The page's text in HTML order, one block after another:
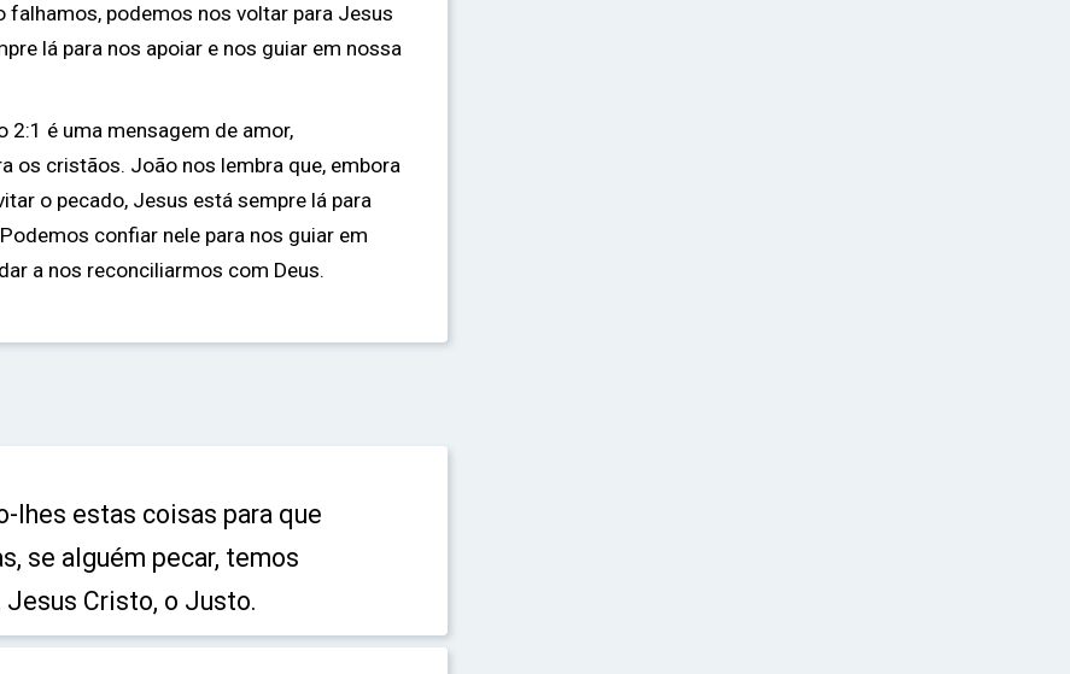
falhamos, podemos nos voltar para Jesus
lá para nos apoiar e nos guiar em nossa
2:1 é uma mensagem de amor,
os cristãos. João nos lembra que, embora
o pecado, Jesus está sempre lá para
confiar nele para nos guiar em
a nos reconciliarmos com Deus.
lhes estas coisas para que
se alguém pecar, temos
Jesus Cristo, o Justo.